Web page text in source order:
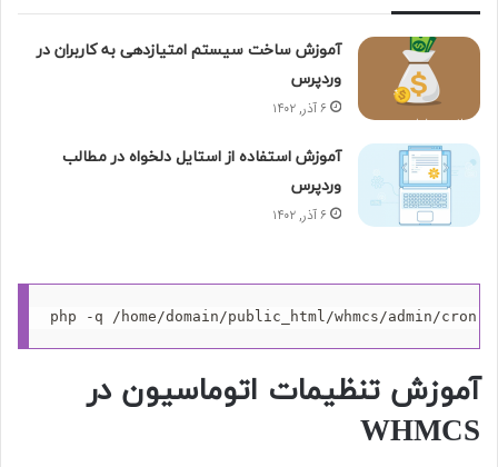
آموزش ساخت سیستم امتیازدهی به کاربران در
وردپرس
۶ آذر, ۱۴۰۲
آموزش استفاده از استایل دلخواه در مطالب
وردپرس
۶ آذر, ۱۴۰۲
php -q /home/domain/public_html/whmcs/admin/
آموزش تنظیمات اتوماسیون در
WHMCS